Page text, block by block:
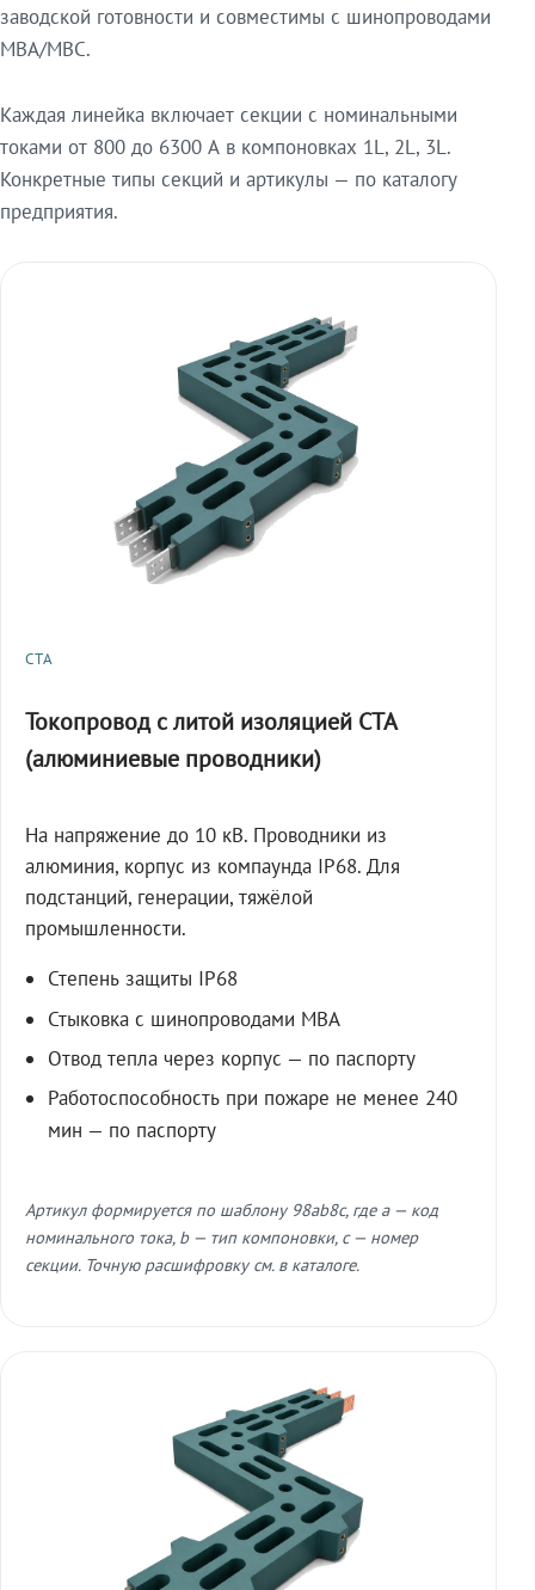
заводской готовности и совместимы с шинопроводами
МВА/МВС.
Каждая линейка включает секции с номинальными
токами от 800 до 6300 А в компоновках 1L, 2L, 3L.
Конкретные типы секций и артикулы — по каталогу
предприятия.
СТА
Токопровод с литой изоляцией СТА
(алюминиевые проводники)
На напряжение до 10 кВ. Проводники из
алюминия, корпус из компаунда IP68. Для
подстанций, генерации, тяжёлой
промышленности.
Степень защиты IP68
Стыковка с шинопроводами МВА
Отвод тепла через корпус — по паспорту
Работоспособность при пожаре не менее 240
мин — по паспорту
Артикул формируется по шаблону 98ab8c, где a — код
номинального тока, b — тип компоновки, c — номер
секции. Точную расшифровку см. в каталоге.